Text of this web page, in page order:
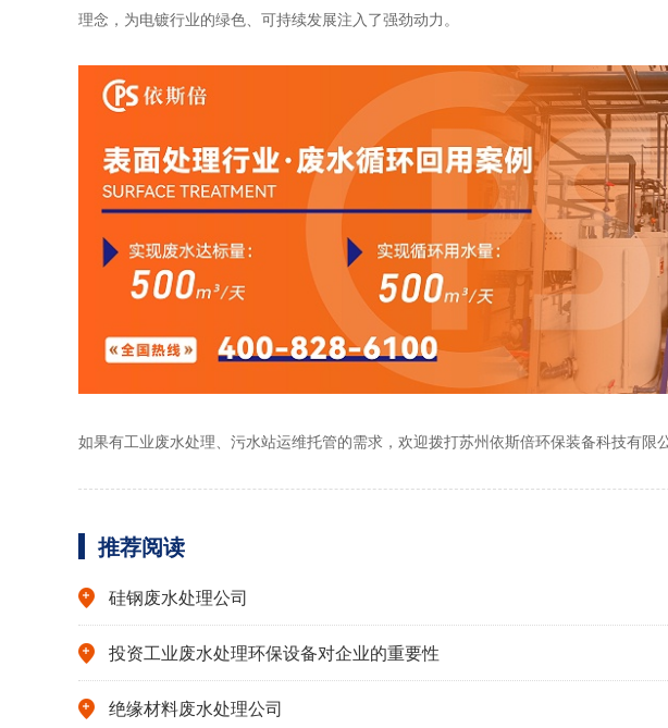
理念，为电镀行业的绿色、可持续发展注入了强劲动力。
如果有工业废水处理、污水站运维托管的需求，欢迎拨打苏州依斯倍环保装备科技有限
推荐阅读
硅钢废水处理公司
投资工业废水处理环保设备对企业的重要性
绝缘材料废水处理公司